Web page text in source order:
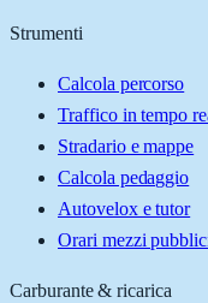
Strumenti
Calcola percorso
Traffico in tempo
Stradario e mappe
Calcola pedaggio
Autovelox e tutor
Orari mezzi
Carburante & ricarica